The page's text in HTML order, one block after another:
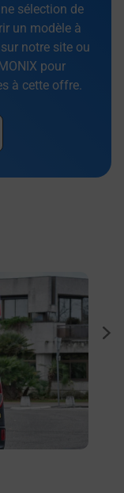
sélection de
un modèle à
notre site ou
pour
à cette offre.